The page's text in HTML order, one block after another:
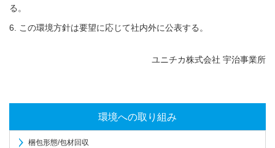
る。
6. この環境方針は要望に応じて社内外に公表する。
ユニチカ株式会社 宇治事業所
環境への取り組み
梱包形態/包材回収